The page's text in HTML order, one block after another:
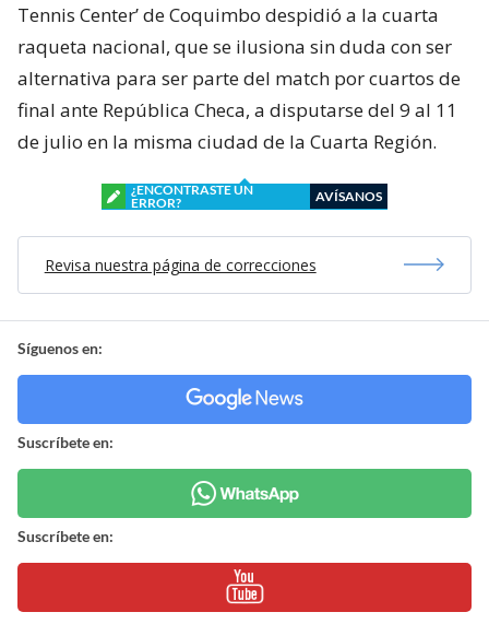
Tennis Center’ de Coquimbo despidió a la cuarta
raqueta nacional, que se ilusiona sin duda con ser
alternativa para ser parte del match por cuartos de
final ante República Checa, a disputarse del 9 al 11
de julio en la misma ciudad de la Cuarta Región.
¿ENCONTRASTE UN
ERROR?
AVÍSANOS
Revisa nuestra página de correcciones
Síguenos en:
Suscríbete en:
Suscríbete en: